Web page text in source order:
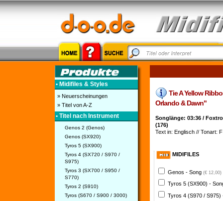
• Midifiles & Styles
» Neuerscheinungen
» Titel von A-Z
• Titel nach Instrument
Genos 2 (Genos)
Genos (SX920)
Tyros 5 (SX900)
Tyros 4 (SX720 / S970 /
S975)
Tyros 3 (SX700 / S950 /
S770)
Tyros 2 (S910)
Tyros (S670 / S900 / 3000)
Tie A Yellow
Orlando & Dawn"
Songlänge: 03:36 /
(176)
Text in: Englisch // Tonart: F
MIDIFILES
Genos - Song (€ 12,00)
Tyros 5 (SX900) -
Tyros 4 (S970 /